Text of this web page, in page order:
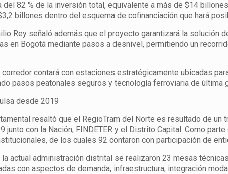
del 82 % de la inversión total, equivalente a más de $14
billones dentro del esquema de cofinanciación que hará
Rey señaló además que el proyecto garantizará la solución
en Bogotá mediante pasos a desnivel, permitiendo un
contará con estaciones estratégicamente ubicadas
pasos peatonales seguros y tecnología ferroviaria de última
desde 2019
resaltó que el RegioTram del Norte es resultado de un
junto con la Nación, FINDETER y el Distrito Capital. Como
de los cuales 92 contaron con participación de
la actual administración distrital se realizaron 23 mesas
con aspectos de demanda, infraestructura, integración